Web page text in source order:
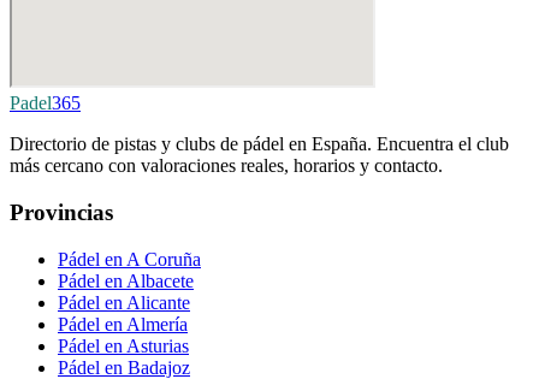
Padel365
Directorio de pistas y clubs de pádel en España. Encuentra el club
más cercano con valoraciones reales, horarios y contacto.
Provincias
Pádel en A Coruña
Pádel en Albacete
Pádel en Alicante
Pádel en Almería
Pádel en Asturias
Pádel en Badajoz